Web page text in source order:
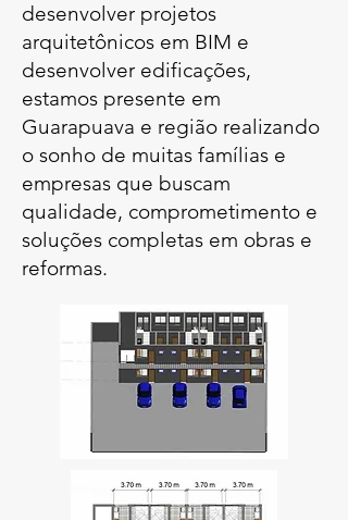
desenvolver projetos
arquitetônicos em BIM e
desenvolver edificações,
estamos presente em
Guarapuava e região realizando
o sonho de muitas famílias e
empresas que buscam
qualidade, comprometimento e
soluções completas em obras e
reformas.